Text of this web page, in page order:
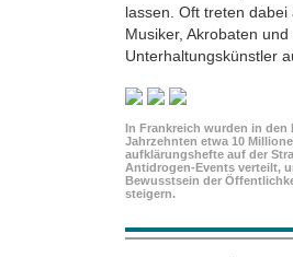
lassen. Oft treten dabei
Musiker, Akrobaten
Unterhaltungskünstler
In Frankreich wurden in den
Jahrzehnten etwa 10
aufklärungs­hefte auf der
Antidrogen-Events verteilt,
Bewusstsein der
steigern.